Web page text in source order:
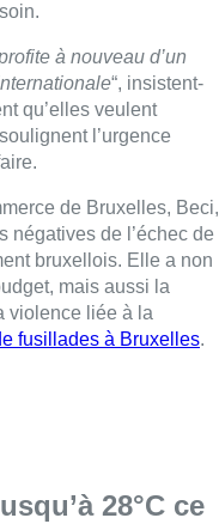
à nouveau d’un
“, insistent-
qu’elles veulent
l’urgence
de Bruxelles, Beci,
négatives de l’échec de
bruxellois. Elle a non
mais aussi la
violence liée à la
fusillades à Bruxelles.
28°C ce